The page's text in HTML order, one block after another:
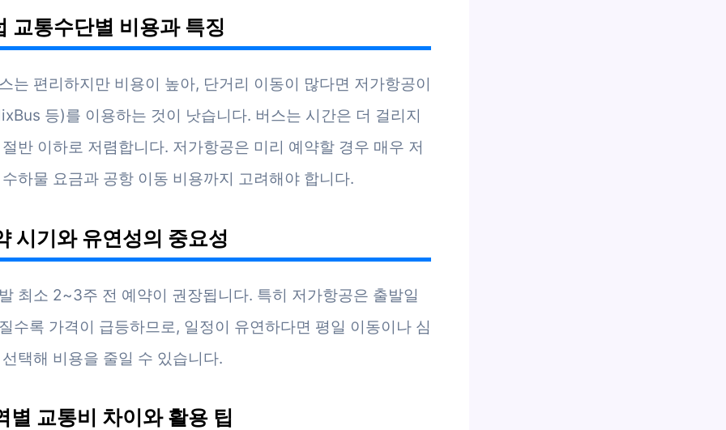
교통수단별 비용과 특징
는 편리하지만 비용이 높아, 단거리 이동이 많다면 저가항공이
등)를 이용하는 것이 낫습니다. 버스는 시간은 더 걸리지
반 이하로 저렴합니다. 저가항공은 미리 예약할 경우 매우 저
하물 요금과 공항 이동 비용까지 고려해야 합니다.
시기와 유연성의 중요성
최소 2~3주 전 예약이 권장됩니다. 특히 저가항공은 출발일
수록 가격이 급등하므로, 일정이 유연하다면 평일 이동이나 심
택해 비용을 줄일 수 있습니다.
별 교통비 차이와 활용 팁